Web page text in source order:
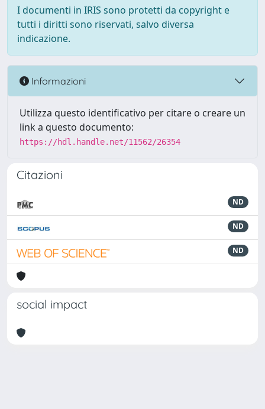
I documenti in IRIS sono protetti da copyright e
tutti i diritti sono riservati, salvo diversa
indicazione.
Informazioni
Utilizza questo identificativo per citare o creare un
link a questo documento:
https://hdl.handle.net/11562/26354
Citazioni
ND
ND
ND
social impact